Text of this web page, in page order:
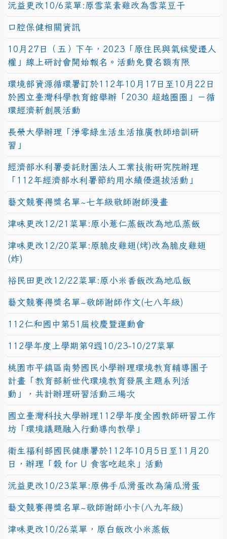
沅益更改10/6菜單:原雪菜素雞改為雪菜豆干
口腔保健相關資訊
10月27日（五）下午，2023「原住民與氣候變遷人
權」線上研討會開始報名。活動免費名額有限
環境部資源循環署訂於112年10月17日至10月22日
於國立臺灣科學教育館舉辦「2030 超越圈圈」－循
環經濟新創展活動
長榮大學辦理「淨零綠生活生活推廣教師培訓研
習」
經濟部水利署委託財團法人工業技術研究院辦理
「112年經濟部水利署節約用水績優選拔活動」
藝文競賽得獎名單~七年級敬師謝師漫畫
津味更改12/21菜單:原小薏仁蒸飯改為地瓜蒸飯
津味更改12/20菜單:原脆皮雞翅(烤)改為脆皮雞翅
(炸)
裕民田更改12/22菜單:原小米香飯改為地瓜飯
藝文競賽得獎名單~敬師謝師作文(七八年級)
112仁和國中第51屆校慶暨運動會
112學年度上學期第9週10/23-10/27菜單
桃園市平鎮區南勢國民小學辦理環境教育輔導團子
計畫「教育部新世代環境教育發展主題系列活
動」，共計辦理研習活動三場次
國立臺灣科技大學辦理112學年度全國教師研習工作
坊「環境議題融入行動導向教學」
衛生福利部國民健康署於112年10月5日至11月20
日，辦理「穀 for U 食客吃起來」活動
沅益更改10/23菜單:原佛手瓜滑蛋改為蒲瓜滑蛋
藝文競賽得獎名單~敬師謝師小卡(八九年級)
津味更改10/26菜單，原白飯改小米蒸飯